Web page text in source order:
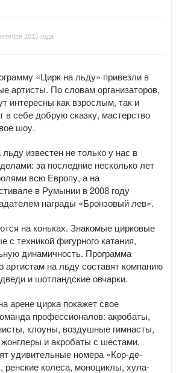
2015 года
«Цирк на льду» привезли в
артисты. По словам организаторов,
интересны как взрослым, так и
в себе добрую сказку, мастерство
шоу.
известен не только у нас в
за последние несколько лет
всю Европу, а на
в Румынии в 2008 году
награды «Бронзовый лев».
на коньках. Знакомые цирковые
с техникой фигурного катания,
динамичность. Программа
артистам на льду составят компанию
и шотландские овчарки.
арене цирка покажет свое
профессионалов: акробаты,
клоуны, воздушные гимнасты,
и акробаты с шестами.
удивительные номера «Кор-де-
ренские колеса, моноциклы, хула-